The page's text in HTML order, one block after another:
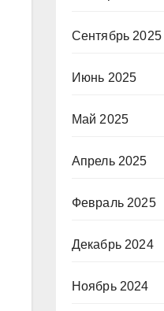
Сентябрь 2025
Июнь 2025
Май 2025
Апрель 2025
Февраль 2025
Декабрь 2024
Ноябрь 2024